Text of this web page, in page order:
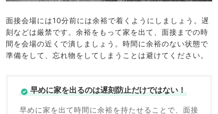
面接会場には10分前には余裕で着くようにしましょう。遅
刻などは厳禁です。余裕をもって家を出て、面接までの時
間を会場の近くで潰しましょう。時間に余裕のない状態で
準備をして、忘れ物をしてしまうことは避けてください。
早めに家を出るのは遅刻防止だけではない！
早めに家を出て時間に余裕を持たせることで、面接